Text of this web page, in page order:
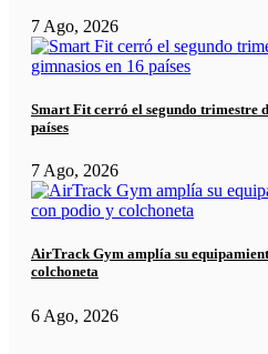
7 Ago, 2026
Smart Fit cerró el segundo trimestre
países
7 Ago, 2026
AirTrack Gym amplía su
colchoneta
6 Ago, 2026